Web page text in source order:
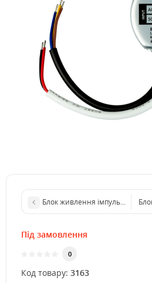
Блок живлення імпульсний
Під замовлення
0
Код товару: 3163